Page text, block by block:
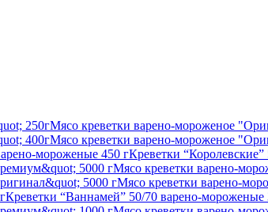
Мясо креветки варено-мороженое
Мясо креветки варено-мороженое
Креветки
Мясо креветки варено-
Мясо креветки варено-
Креветки “Ваннамей” 50/70 варено-мороженые